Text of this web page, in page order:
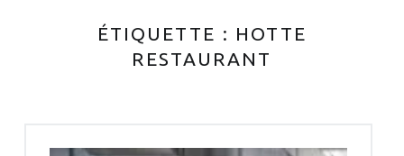
ÉTIQUETTE : HOTTE
RESTAURANT